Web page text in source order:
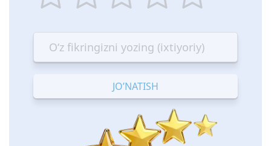
star
Terrible
stars
—
Bad
stars
—
OK
stars
—
Good
stars
—
Excellent